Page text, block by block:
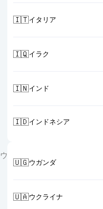
🇮🇹イタリア
🇮🇶イラク
🇮🇳インド
🇮🇩インドネシア
ウ
🇺🇬ウガンダ
🇺🇦ウクライナ